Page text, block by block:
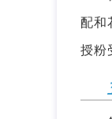
配和
授粉